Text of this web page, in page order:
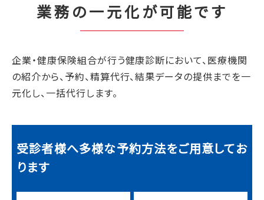
業務の一元化が可能です
企業・健康保険組合が行う健康診断において、医療機関
の紹介から、予約、精算代行、結果データの提供までを一
元化し、一括代行します。
受診者様へ多様な予約方法をご用意してお
ります